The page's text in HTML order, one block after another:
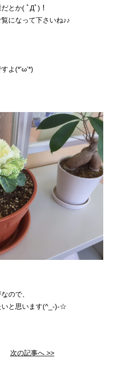
とか( ﾟДﾟ)！
になって下さいね♪♪
よ(*’ω’*)
ので、
いと思います(^_-)-☆
次の記事へ >>